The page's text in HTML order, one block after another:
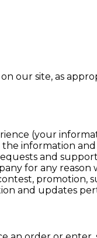
our site, as
(your
information
and
for any
promotion,
and updates